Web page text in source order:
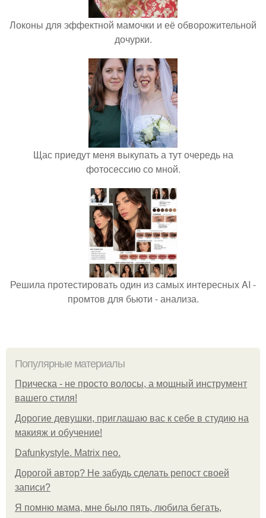
Локоны для эффектной мамочки и её обворожительной
дочурки.
Щас приедут меня выкупать а тут очередь на
фотосессию со мной.
Решила протестировать один из самых интересных AI -
промтов для бьюти - анализа.
Популярные материалы
Прическа - не просто волосы, а мощный инструмент
вашего стиля!
Дорогие девушки, приглашаю вас к себе в студию на
макияж и обучение!
Dafunkystyle. Matrix neo.
Дорогой автор? Не забудь сделать репост своей
записи?
Я помню мама, мне было пять, любила бегать,